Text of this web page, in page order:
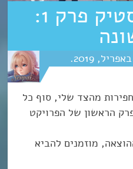
זיכרונות מפלסטיק פרק 1:
אפריל 2019
מהצד שלי, סוף כל
הראשון של הפרויקט
מוזמנים להביא